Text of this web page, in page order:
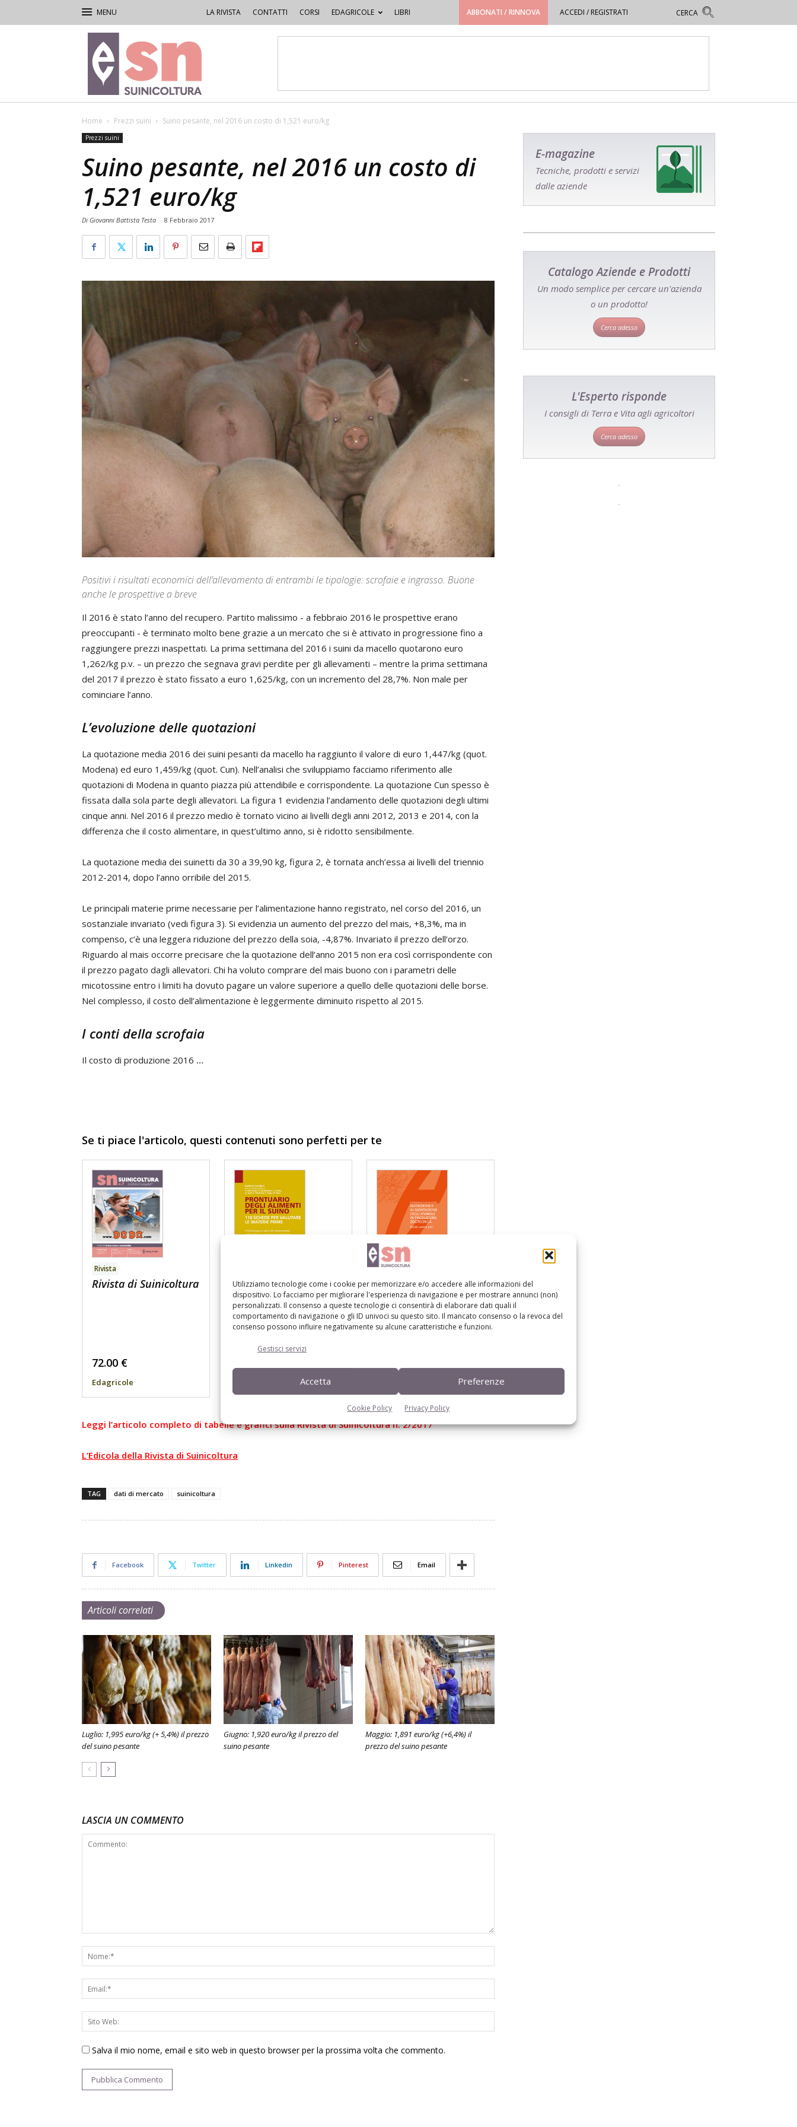
Utilizziamo tecnologie come i cookie per memorizzare e/o accedere alle informazioni del
dispositivo. Lo facciamo per migliorare l'esperienza di navigazione e per mostrare annunci (non)
personalizzati. Il consenso a queste tecnologie ci consentirà di elaborare dati quali il
comportamento di navigazione o gli ID univoci su questo sito. Il mancato consenso o la revoca del
consenso possono influire negativamente su alcune caratteristiche e funzioni.
Gestisci servizi
Accetta Preferenze
Cookie Policy Privacy Policy
LA RIVISTA CONTATTI CORSI EDAGRICOLE LIBRI ABBONATI / RINNOVA ACCEDI / REGISTRATI
Rivista
di
Suinicoltura
Home Prezzi suini Suino pesante, nel 2016 un costo di 1,521 euro/kg
Prezzi suini
Suino pesante, nel 2016 un costo di
1,521 euro/kg
Di Giovanni Battista Testa - 8 Febbraio 2017
Positivi i risultati economici dell’allevamento di entrambi le tipologie: scrofaie e ingrasso. Buone
anche le prospettive a breve
Il 2016 è stato l’anno del recupero. Partito malissimo - a febbraio 2016 le prospettive erano
preoccupanti - è terminato molto bene grazie a un mercato che si è attivato in progressione fino a
raggiungere prezzi inaspettati. La prima settimana del 2016 i suini da macello quotarono euro
1,262/kg p.v. – un prezzo che segnava gravi perdite per gli allevamenti – mentre la prima settimana
del 2017 il prezzo è stato fissato a euro 1,625/kg, con un incremento del 28,7%. Non male per
cominciare l’anno.
L’evoluzione delle quotazioni
La quotazione media 2016 dei suini pesanti da macello ha raggiunto il valore di euro 1,447/kg (quot.
Modena) ed euro 1,459/kg (quot. Cun). Nell’analisi che sviluppiamo facciamo riferimento alle
quotazioni di Modena in quanto piazza più attendibile e corrispondente. La quotazione Cun spesso è
fissata dalla sola parte degli allevatori. La figura 1 evidenzia l’andamento delle quotazioni degli ultimi
cinque anni. Nel 2016 il prezzo medio è tornato vicino ai livelli degli anni 2012, 2013 e 2014, con la
differenza che il costo alimentare, in quest’ultimo anno, si è ridotto sensibilmente.
La quotazione media dei suinetti da 30 a 39,90 kg, figura 2, è tornata anch’essa ai livelli del triennio
2012-2014, dopo l’anno orribile del 2015.
Le principali materie prime necessarie per l’alimentazione hanno registrato, nel corso del 2016, un
sostanziale invariato (vedi figura 3). Si evidenzia un aumento del prezzo del mais, +8,3%, ma in
compenso, c’è una leggera riduzione del prezzo della soia, -4,87%. Invariato il prezzo dell’orzo.
Riguardo al mais occorre precisare che la quotazione dell’anno 2015 non era così corrispondente con
il prezzo pagato dagli allevatori. Chi ha voluto comprare del mais buono con i parametri delle
micotossine entro i limiti ha dovuto pagare un valore superiore a quello delle quotazioni delle borse.
Nel complesso, il costo dell’alimentazione è leggermente diminuito rispetto al 2015.
I conti della scrofaia
Il costo di produzione 2016 …
Se ti piace l'articolo, questi contenuti sono perfetti per te
Rivista
Rivista di Suinicoltura
72.00 €
Edagricole
Libro
Prontuario degli
alimenti per il suino
IV ed.
Libro
Nutrizione e
alimentazione degli
animali in produzione
Leggi l’articolo completo di tabelle e grafici sulla Rivista di Suinicoltura n. 2/2017
L’Edicola della Rivista di Suinicoltura
TAG dati di mercato suinicoltura
Facebook Twitter Linkedin Pinterest Email
Articoli correlati
Luglio: 1,995 euro/kg (+ 5,4%) il prezzo
del suino pesante
Giugno: 1,920 euro/kg il prezzo del
suino pesante
Maggio: 1,891 euro/kg (+6,4%) il
prezzo del suino pesante
LASCIA UN COMMENTO
Salva il mio nome, email e sito web in questo browser per la prossima volta che commento.
E-magazine
Tecniche, prodotti e servizi
dalle aziende
Catalogo Aziende e Prodotti
Un modo semplice per cercare un'azienda
o un prodotto!
Cerca adesso
L'Esperto risponde
I consigli di Terra e Vita agli agricoltori
Cerca adesso